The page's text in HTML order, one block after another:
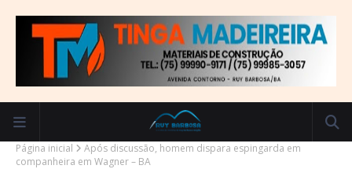
Página inicial
Após discussão, homem dispara espingarda em
companheira em Wagner – BA